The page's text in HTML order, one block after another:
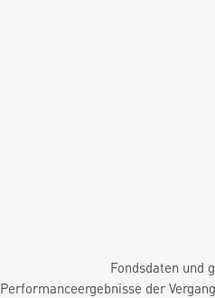
Fondsdaten und
Performanceergebnisse der